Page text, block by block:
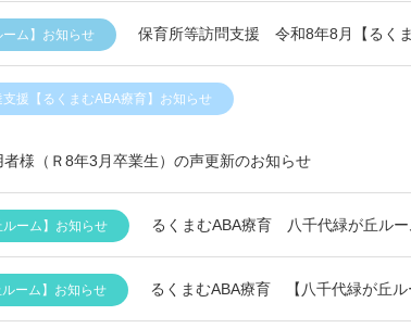
ーム】お知らせ 保育所等訪問支援 令和8年8月【るく
支援【るくまむABA療育】お知らせ
様（Ｒ8年3月卒業生）の声更新のお知らせ
ルーム】お知らせ るくまむABA療育 八千代緑が丘ル
ルーム】お知らせ るくまむABA療育 【八千代緑が丘